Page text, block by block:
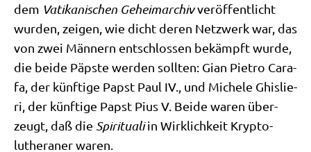
dem Vati­ka­ni­schen Geheim­ar­chivver­öf­fent­licht
wur­den, zei­gen, wie dicht deren Netz­werk war, das
von zwei Män­nern ent­schlos­sen bekämpft wur­de,
die bei­de Päp­ste wer­den soll­ten: Gian Pie­tro Cara­
fa, der künf­ti­ge Papst Paul IV., und Miche­le Ghis­lie­
ri, der künf­ti­ge Papst Pius V. Bei­de waren über­
zeugt, daß die Spi­ri­tua­liin Wirk­lich­keit Kryp­to­
luthe­ra­ner waren.